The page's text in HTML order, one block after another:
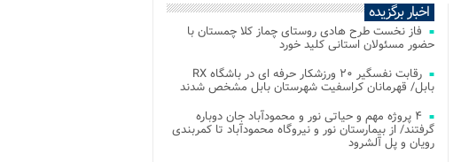
اخبار برگزیده
فاز نخست طرح هادی روستای چماز کلا چمستان با
حضور مسئولان استانی کلید خورد
رقابت نفسگیر ۲۰ ورزشکار حرفه ای در باشگاه RX
بابل/ قهرمانان کراسفیت شهرستان بابل مشخص شدند
۴ پروژه مهم و حیاتی نور و محمودآباد جان دوباره
گرفتند/ از بیمارستان نور و نیروگاه محمودآباد تا کمربندی
رویان و پل آلشرود